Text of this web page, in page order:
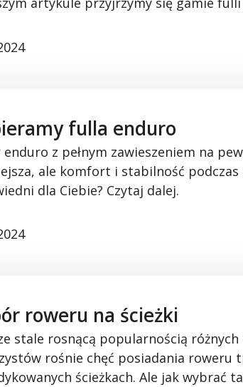
fulla enduro
enduro z pełnym zawieszeniem na
, ale komfort i stabilność podczas
dla Ciebie? Czytaj dalej.
roweru na ścieżki
stale rosnącą popularnością różnych
rośnie chęć posiadania roweru
ścieżkach. Ale jak wybrać